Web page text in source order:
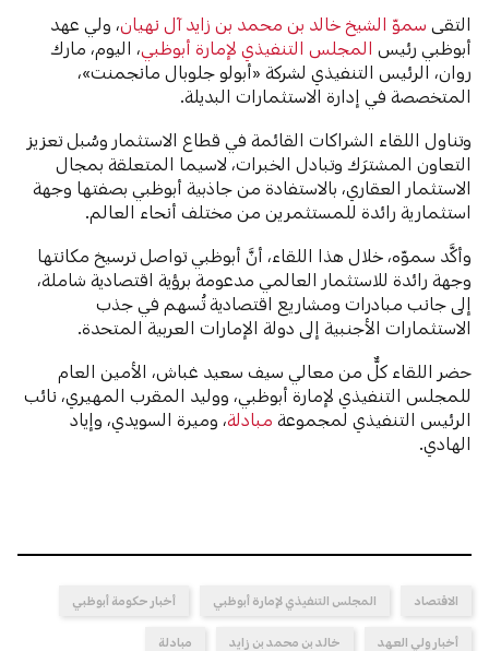
التقى سموّ الشيخ خالد بن محمد بن زايد آل نهيان، ولي عهد
أبوظبي رئيس المجلس التنفيذي لإمارة أبوظبي، اليوم، مارك
روان، الرئيس التنفيذي لشركة «أبولو جلوبال مانجمنت»،
المتخصصة في إدارة الاستثمارات البديلة.
وتناول اللقاء الشراكات القائمة في قطاع الاستثمار وسُبل تعزيز
التعاون المشترَك وتبادل الخبرات، لاسيما المتعلقة بمجال
الاستثمار العقاري، بالاستفادة من جاذبية أبوظبي بصفتها وجهة
استثمارية رائدة للمستثمرين من مختلف أنحاء العالم.
وأكَّد سموّه، خلال هذا اللقاء، أنَّ أبوظبي تواصل ترسيخ مكانتها
وجهة رائدة للاستثمار العالمي مدعومة برؤية اقتصادية شاملة،
إلى جانب مبادرات ومشاريع اقتصادية تُسهم في جذب
الاستثمارات الأجنبية إلى دولة الإمارات العربية المتحدة.
حضر اللقاء كلٌّ من معالي سيف سعيد غباش، الأمين العام
للمجلس التنفيذي لإمارة أبوظبي، ووليد المقرب المهيري، نائب
الرئيس التنفيذي لمجموعة مبادلة، وميرة السويدي، وإياد
الهادي.
الاقتصاد المجلس التنفيذي لإمارة أبوظبي أخبار حكومة أبوظبي
أخبار ولي العهد خالد بن محمد بن زايد مبادلة